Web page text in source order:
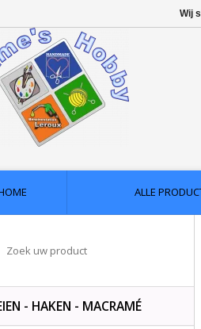
ALLE
- HAKEN - MACRAMÉ
Wij